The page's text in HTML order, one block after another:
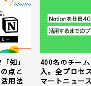
知」
点と
用法
400名のチー
入。全プロセ
マートニュー